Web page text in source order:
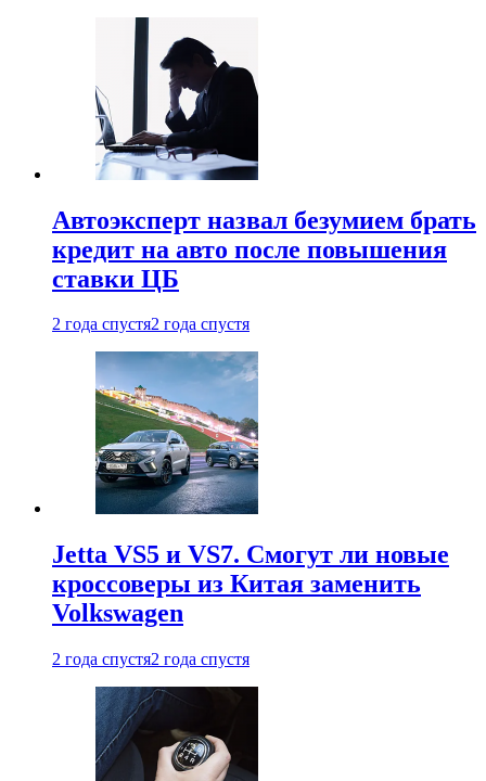
Автоэксперт назвал безумием брать
кредит на авто после повышения
ставки ЦБ
2 года спустя2 года спустя
Jetta VS5 и VS7. Смогут ли новые
кроссоверы из Китая заменить
Volkswagen
2 года спустя2 года спустя